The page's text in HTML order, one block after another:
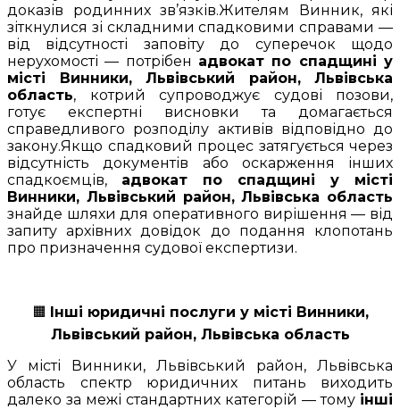
доказів родинних зв’язків.Жителям Винник, які
зіткнулися зі складними спадковими справами —
від відсутності заповіту до суперечок щодо
нерухомості — потрібен адвокат по спадщині у
місті Винники, Львівський район, Львівська
область, котрий супроводжує судові позови,
готує експертні висновки та домагається
справедливого розподілу активів відповідно до
закону.Якщо спадковий процес затягується через
відсутність документів або оскарження інших
спадкоємців, адвокат по спадщині у місті
Винники, Львівський район, Львівська область
знайде шляхи для оперативного вирішення — від
запиту архівних довідок до подання клопотань
про призначення судової експертизи.
🟧 Інші юридичні послуги у місті Винники,
Львівський район, Львівська область
У місті Винники, Львівський район, Львівська
область спектр юридичних питань виходить
далеко за межі стандартних категорій — тому інші